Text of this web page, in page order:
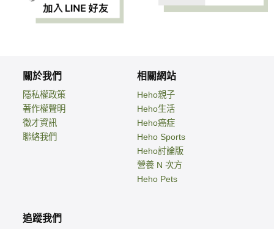
關於我們
隱私權政策
著作權聲明
徵才資訊
聯絡我們
相關網站
Heho親子
Heho生活
Heho癌症
Heho Sports
Heho討論版
營養 N 次方
Heho Pets
追蹤我們